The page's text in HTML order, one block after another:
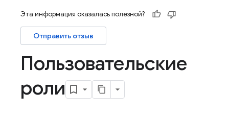
Эта информация оказалась полезной?
Отправить отзыв
Пользовательские
роли